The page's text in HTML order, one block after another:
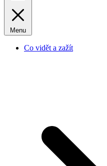
Menu
Co vidět a zažít